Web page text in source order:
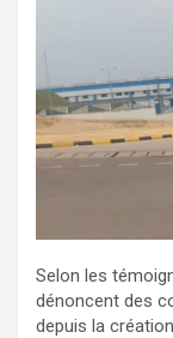
Selon les
dénoncent des
depuis la